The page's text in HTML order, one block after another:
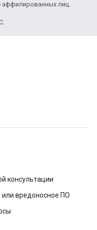
аффилированных лиц.
консультации
вредоносное ПО